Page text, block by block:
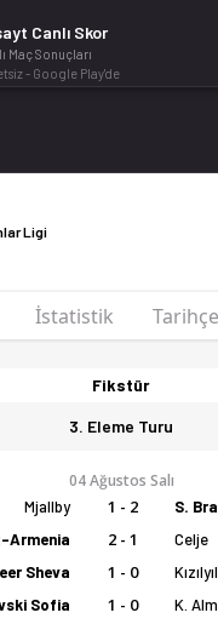
27 sezonu puan
Ligi 26-27
Ligi
İstatistik Tarihçe
Fikstür
3. Eleme Turu
04 Ağustos Salı
Mjallby 1 - 2 S.
Armenia
2 - 1 Celje
Sheva
1 - 0
Sofia
1 - 0 K.
Canlı Skor
Maç Sonuçları
- Google Play'de